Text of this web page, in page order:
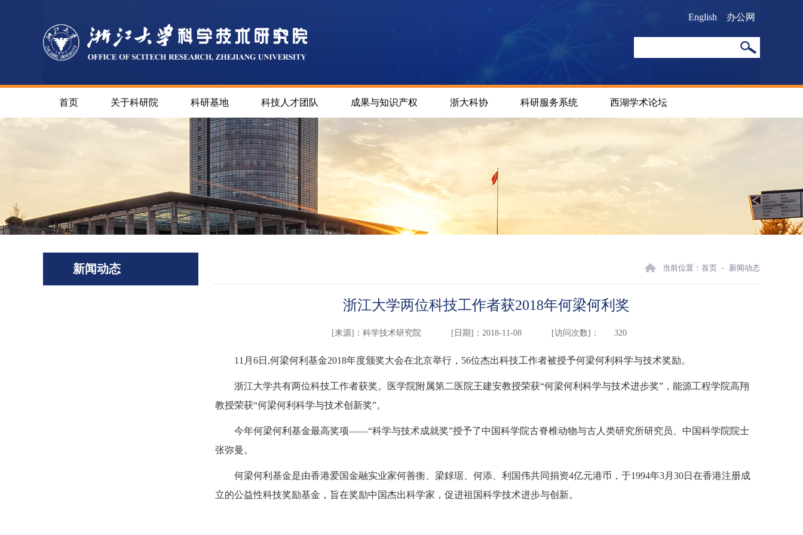
办公网
English
首页 关于科研院 科研基地 科技人才团队 成果与知识产权 浙大科协 科研服务系统 西湖学术论坛
新闻动态 当前位置： 首页 新闻动态
浙江大学两位科技工作者获2018年何梁何利奖
[来源]： 科学技术研究院 [日期]：2018-11-08 [访问次数]： 320
11月6日,何梁何利基金2018年度颁奖大会在北京举行，56位杰出科技工作者被授予何梁何利科学与技术奖励。
浙江大学共有两位科技工作者获奖。医学院附属第二医院王建安教授荣获“何梁何利科学与技术进步奖”，能源工程学院高翔
教授荣获“何梁何利科学与技术创新奖”。
今年何梁何利基金最高奖项——“科学与技术成就奖”授予了中国科学院古脊椎动物与古人类研究所研究员、中国科学院院士
张弥曼。
何梁何利基金是由香港爱国金融实业家何善衡、梁銶琚、何添、利国伟共同捐资4亿元港币，于1994年3月30日在香港注册成
立的公益性科技奖励基金，旨在奖励中国杰出科学家，促进祖国科学技术进步与创新。